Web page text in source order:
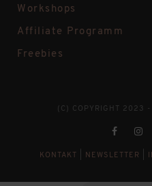
Workshops
Affiliate Programm
Freebies
(C) COPYRIGHT 2023 -
KONTAKT NEWSLETTER